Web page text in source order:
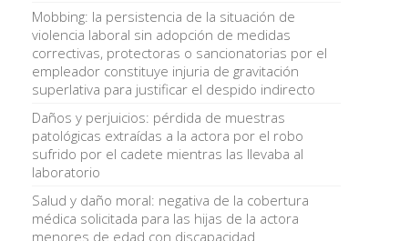
Mobbing: la persistencia de la situación de
violencia laboral sin adopción de medidas
correctivas, protectoras o sancionatorias por el
empleador constituye injuria de gravitación
superlativa para justificar el despido indirecto
Daños y perjuicios: pérdida de muestras
patológicas extraídas a la actora por el robo
sufrido por el cadete mientras las llevaba al
laboratorio
Salud y daño moral: negativa de la cobertura
médica solicitada para las hijas de la actora
menores de edad con discapacidad